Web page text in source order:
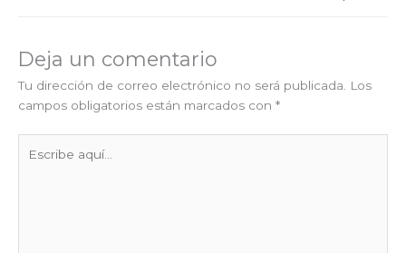
Deja un comentario
Tu dirección de correo electrónico no será publicada. Los
campos obligatorios están marcados con *
aquí...